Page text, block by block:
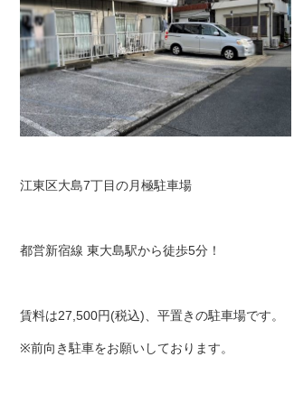
江東区大島7丁目の月極駐車場
都営新宿線 東大島駅から徒歩5分！
賃料は27,500円(税込)、平置きの駐車場です。
※前向き駐車をお願いしております。